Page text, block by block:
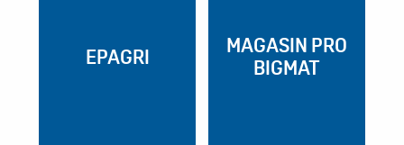
EPAGRI
MAGASIN PRO
BIGMAT